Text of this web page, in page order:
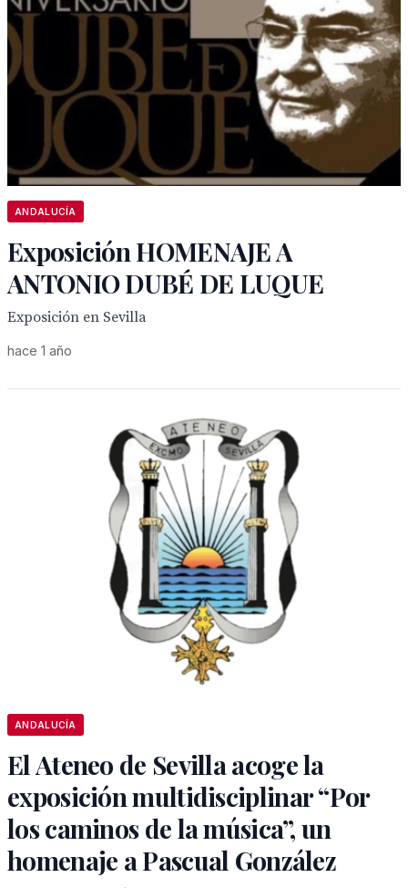
ANDALUCÍA
Exposición HOMENAJE A
ANTONIO DUBÉ DE LUQUE
Exposición en Sevilla
hace 1 año
ANDALUCÍA
El Ateneo de Sevilla acoge la
exposición multidisciplinar “Por
los caminos de la música”, un
homenaje a Pascual González